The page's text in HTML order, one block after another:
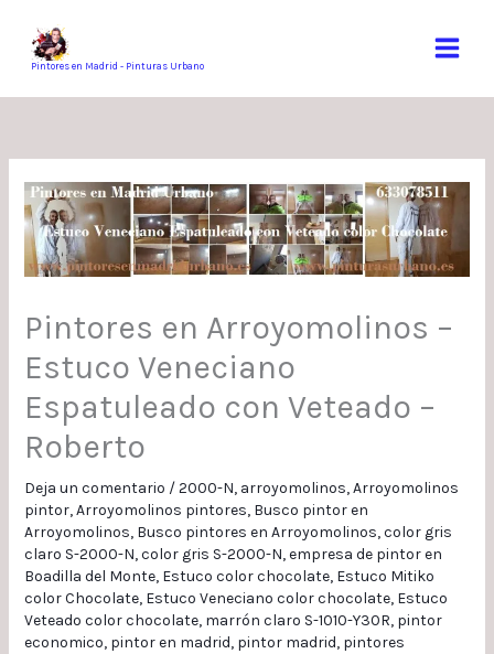
contenidoPintores en Madrid - Pinturas Urbano
Pintores en Arroyomolinos –
Estuco Veneciano
Espatuleado con Veteado –
Roberto
Deja un comentario /2000-N, arroyomolinos,Arroyomolinos
pintor,Arroyomolinos pintores, Busco pintor en
Arroyomolinos, Busco pintores en Arroyomolinos,color gris
claro S-2000-N,color gris S-2000-N,empresa de pintor en
Boadilla del Monte, Estuco color chocolate, Estuco Mitiko
color Chocolate, Estuco Veneciano color chocolate, Estuco
Veteado color chocolate, marrón claro S-1010-Y30R, pintor
economico, pintor en madrid, pintor madrid, pintores